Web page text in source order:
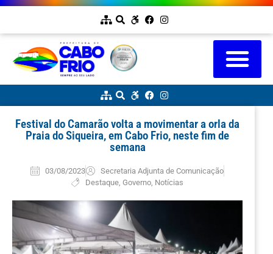
Festival do Camarão volta a movimentar a orla da
Praia do Siqueira, em Cabo Frio, neste fim de
semana
03/08/2023
Secretaria Adjunta de Comunicação
Destaque ,Governo Notícias